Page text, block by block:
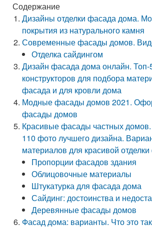
Содержание
Дизайны отделки фасада дома.
покрытия из натурального камня
Современные фасады домов.
Отделка сайдингом
Дизайн фасада дома онлайн. Топ-
конструкторов для подбора
фасада и для кровли дома
Модные фасады домов 2021.
фасады домов
Красивые фасады частных
110 фото лучшего дизайна.
материалов для красивой
Пропорции фасадов здания
Облицовочные материалы
Штукатурка для фасада дома
Сайдинг: достоинства и
Деревянные фасады домов
Фасад дома: варианты. Что это